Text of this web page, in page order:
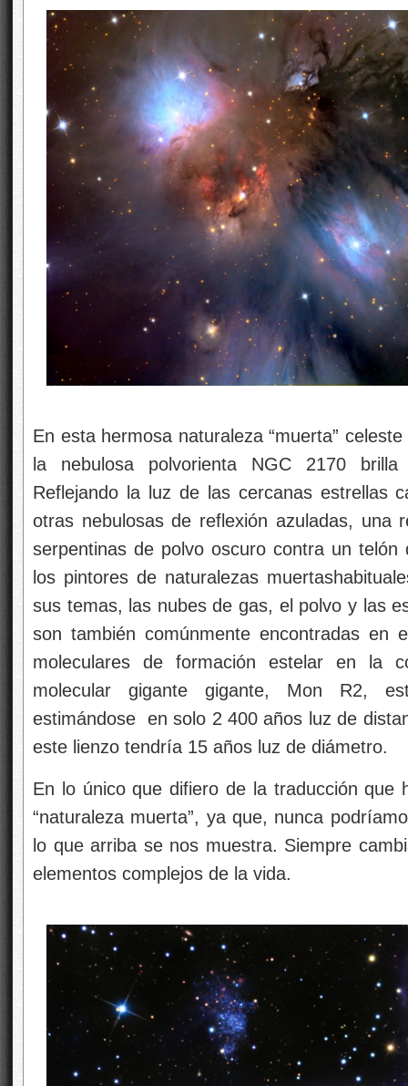
En esta hermosa naturaleza “muerta”
la nebulosa polvorienta NGC 2170
Reflejando la luz de las cercanas estrellas
otras nebulosas de reflexión azuladas, una
serpentinas de polvo oscuro contra un
los pintores de naturalezas
sus temas, las nubes de gas, el polvo y las
son también comúnmente encontradas en
moleculares de formación estelar en la
molecular gigante gigante, Mon R2,
estimándose en solo 2 400 años luz de
este lienzo tendría 15 años luz de diámetro.
En lo único que difiero de la traducción que
“naturaleza muerta”, ya que, nunca
lo que arriba se nos muestra. Siempre
elementos complejos de la vida.